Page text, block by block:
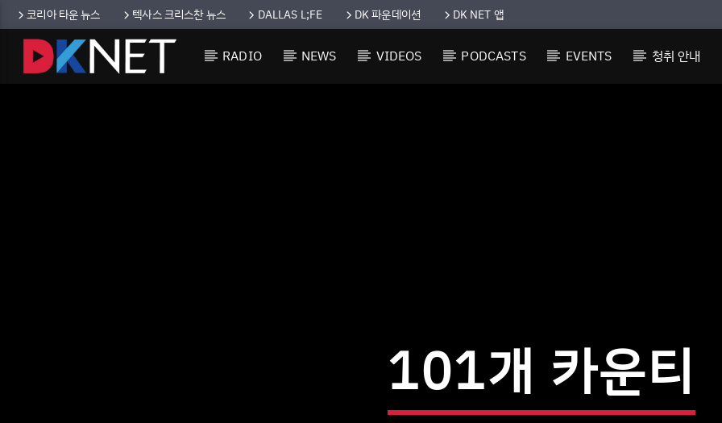
코리아 타운 뉴스 텍사스 크리스찬 뉴스 DALLAS L;FE DK 파운데이션 DK NET 앱
RADIO NEWS VIDEOS PODCASTS EVENTS 청취 안내
101개 카운티